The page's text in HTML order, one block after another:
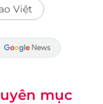
Việt
mục